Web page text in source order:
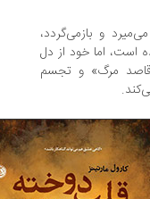
بازمی‌گردد،
خود از دل
مرگ» و تجسم